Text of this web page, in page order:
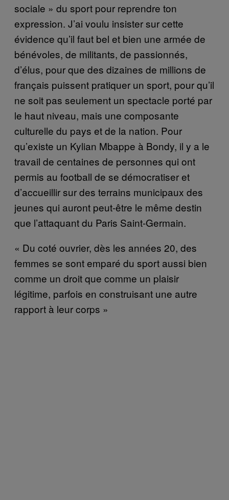
sociale » du sport pour reprendre ton
expression. J’ai voulu insister sur cette
évidence qu’il faut bel et bien une armée de
bénévoles, de militants, de passionnés,
d’élus, pour que des dizaines de millions de
français puissent pratiquer un sport, pour qu’il
ne soit pas seulement un spectacle porté par
le haut niveau, mais une composante
culturelle du pays et de la nation. Pour
qu’existe un Kylian Mbappe à Bondy, il y a le
travail de centaines de personnes qui ont
permis au football de se démocratiser et
d’accueillir sur des terrains municipaux des
jeunes qui auront peut-être le même destin
que l’attaquant du Paris Saint-Germain.
« Du coté ouvrier, dès les années 20, des
femmes se sont emparé du sport aussi bien
comme un droit que comme un plaisir
légitime, parfois en construisant une autre
rapport à leur corps »